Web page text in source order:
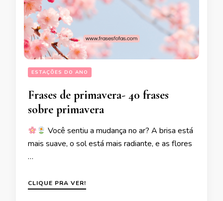
ESTAÇÕES DO ANO
Frases de primavera- 40 frases
sobre primavera
Você sentiu a mudança no ar? A brisa está
mais suave, o sol está mais radiante, e as flores
…
CLIQUE PRA VER!